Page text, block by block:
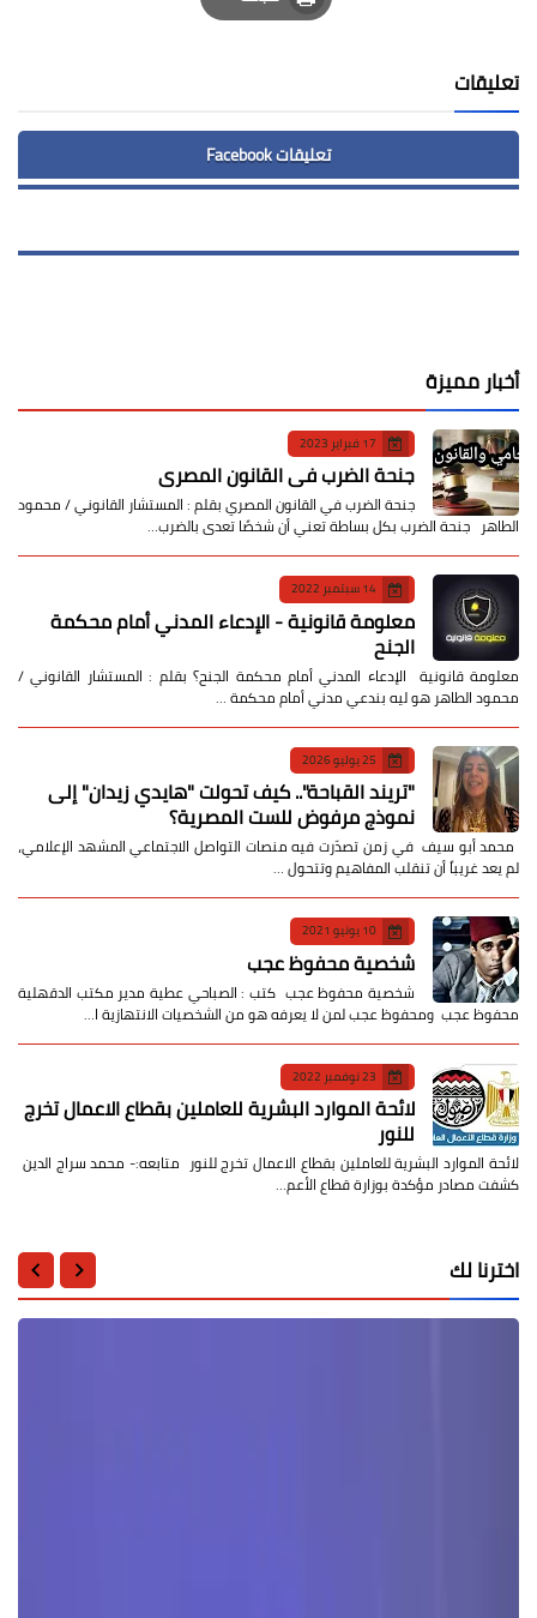
Print
تعليقات
تعليقات Facebook
أخبار مميزة
17 فبراير 2023
جنحة الضرب في القانون المصري
جنحة الضرب في القانون المصري بقلم : المستشار القانوني / محمود
الطاهر جنحة الضرب بكل بساطة تعني أن شخصًا تعدى بالضرب…
14 سبتمبر 2022
معلومة قانونية - الإدعاء المدني أمام محكمة
الجنح
معلومة قانونية الإدعاء المدني أمام محكمة الجنح؟ بقلم : المستشار القانوني /
محمود الطاهر هو ليه بندعي مدني أمام محكمة …
25 يوليو 2026
​"تريند القباحة".. كيف تحولت "هايدي زيدان" إلى
نموذج مرفوض للست المصرية؟
​ محمد أبو سيف ​في زمن تصدّرت فيه منصات التواصل الاجتماعي المشهد الإعلامي،
لم يعد غريباً أن تنقلب المفاهيم وتتحول …
10 يونيو 2021
شخصية محفوظ عجب
شخصية محفوظ عجب كتب : الصباحي عطية مدير مكتب الدقهلية
محفوظ عجب ومحفوظ عجب لمن لا يعرفه هو من الشخصيات الانتهازية ا…
23 نوفمبر 2022
لائحة الموارد البشرية للعاملين بقطاع الاعمال تخرج
للنور
لائحة الموارد البشرية للعاملين بقطاع الاعمال تخرج للنور متابعه:- محمد سراج الدين
كشفت مصادر مؤكدة بوزارة قطاع الأعم…
اخترنا لك